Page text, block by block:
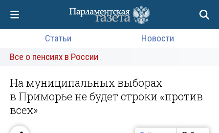
Статьи
Новости
Все о пенсиях в России
На муниципальных выборах
в Приморье не будет строки «против
всех»